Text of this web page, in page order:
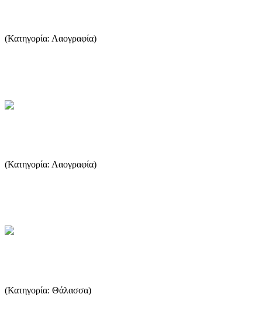
(Κατηγορία: Λαογραφία)
(Κατηγορία: Λαογραφία)
(Κατηγορία: Θάλασσα)